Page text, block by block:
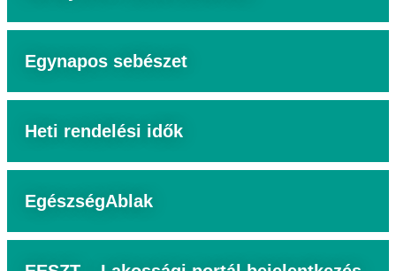
Egynapos sebészet
Heti rendelési idők
EgészségAblak